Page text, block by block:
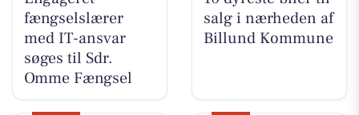
fængselslærer
med IT-ansvar
søges til Sdr.
Omme Fængsel
salg i nærheden af
Billund Kommune